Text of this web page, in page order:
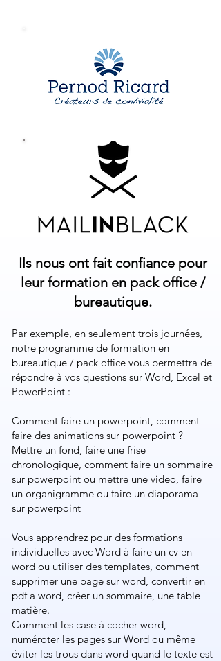
Ils nous ont fait confiance pour
leur formation en pack office /
bureautique.
Par exemple, en seulement trois journées,
notre programme de formation en
bureautique / pack office vous permettra de
répondre à vos questions sur Word, Excel et
PowerPoint :
Comment faire un powerpoint​, comment
faire des animations sur powerpoint​ ?
Mettre un fond, faire une frise
chronologique, ​comment faire un sommaire
sur powerpoint​ ou mettre une video, faire
un organigramme ou faire un diaporama
sur powerpoint​​
Vous apprendrez pour des formations
individuelles avec Word à faire un cv en
word ou utiliser des templates, comment
supprimer une page sur word, convertir en
pdf a word, créer un sommaire, une table
matière.
Comment les case à cocher word,
numéroter les pages sur Word ou même
éviter les trous dans word quand le texte est